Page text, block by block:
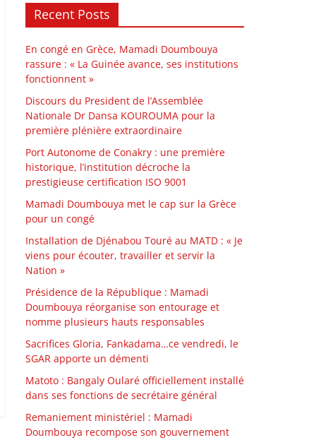
Recent Posts
En congé en Grèce, Mamadi Doumbouya
rassure : « La Guinée avance, ses institutions
fonctionnent »
Discours du President de l’Assemblée
Nationale Dr Dansa KOUROUMA pour la
première plénière extraordinaire
Port Autonome de Conakry : une première
historique, l’institution décroche la
prestigieuse certification ISO 9001
Mamadi Doumbouya met le cap sur la Grèce
pour un congé
Installation de Djénabou Touré au MATD : « Je
viens pour écouter, travailler et servir la
Nation »
Présidence de la République : Mamadi
Doumbouya réorganise son entourage et
nomme plusieurs hauts responsables
Sacrifices Gloria, Fankadama…ce vendredi, le
SGAR apporte un démenti
Matoto : Bangaly Oularé officiellement installé
dans ses fonctions de secrétaire général
Remaniement ministériel : Mamadi
Doumbouya recompose son gouvernement